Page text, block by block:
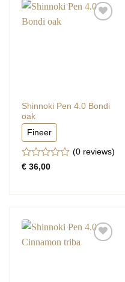
Shinnoki Pen 4.0 Bondi
oak
Fineer
Gewaardeerd
(0reviews)
€36,00